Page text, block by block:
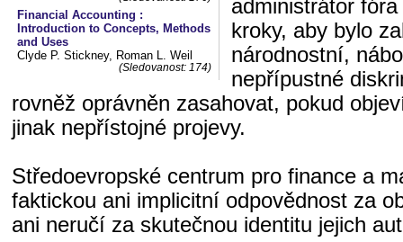
Financial Accounting :
Introduction to Concepts, Methods
and Uses
Clyde P. Stickney, Roman L. Weil
(Sledovanost: 174)
administrátor
kroky, aby bylo
národnostní,
nepřípustné
rovněž oprávněn zasahovat, pokud
jinak nepřístojné projevy.
Středoevropské centrum pro finance a
faktickou ani implicitní odpovědnost za
ani neručí za skutečnou identitu jejich